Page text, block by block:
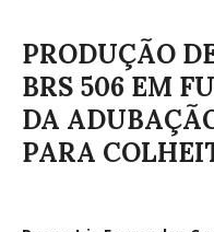
PRODUÇÃO
BRS 506 EM
DA
PARA